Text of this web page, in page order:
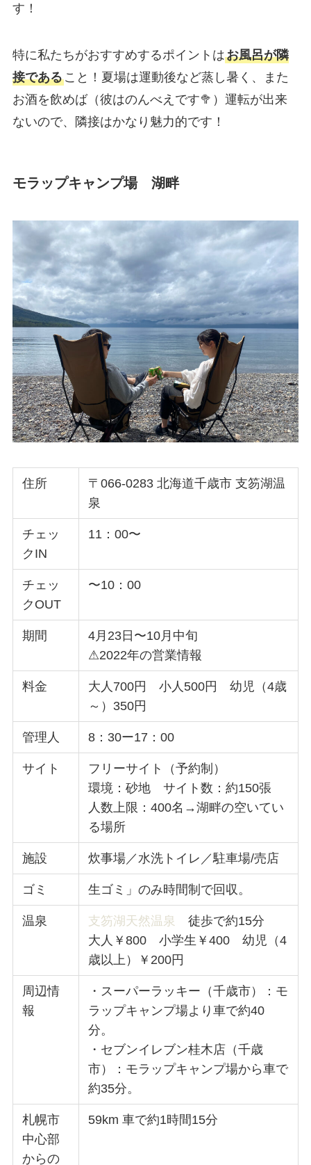
す！
特に私たちがおすすめするポイントはお風呂が隣
接であること！夏場は運動後など蒸し暑く、また
お酒を飲めば（彼はのんべえです🥦）運転が出来
ないので、隣接はかなり魅力的です！
モラップキャンプ場 湖畔
住所
〒066-0283 北海道千歳市 支笏湖温
泉
チェッ
クIN
11：00〜
チェッ
クOUT
〜10：00
期間
4月23日〜10月中旬
⚠︎2022年の営業情報
料金
大人700円 小人500円 幼児（4歳
～）350円
管理人 8：30ー17：00
サイト
フリーサイト（予約制）
環境：砂地 サイト数：約150張
人数上限：400名→湖畔の空いてい
る場所
施設 炊事場／水洗トイレ／駐車場/売店
ゴミ 生ゴミ」のみ時間制で回収。
温泉 支笏湖天然温泉
徒歩で約15分
大人￥800 小学生￥400 幼児（4
歳以上）￥200円
周辺情
報
・スーパーラッキー（千歳市）：モ
ラップキャンプ場より車で約40
分。
・セブンイレブン桂木店（千歳
市）：モラップキャンプ場から車で
約35分。
札幌市
中心部
からの
59km 車で約1時間15分